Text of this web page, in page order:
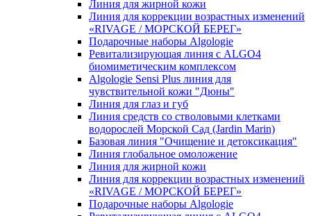
Линия для жирной кожи
Линия для коррекции возрастных изменений
«RIVAGE / МОРСКОЙ БЕРЕГ»
Подарочные наборы Algologie
Ревитализирующая линия с ALGO4
биомиметическим комплексом
Algologie Sensi Plus линия для
чувcтвительной кожи "Дюны"
Линия для глаз и губ
Линия средств со стволовыми клетками
водорослей Морской Сад (Jardin Marin)
Базовая линия "Очищение и детоксикация"
Линия глобальное омоложение
Линия для жирной кожи
Линия для коррекции возрастных изменений
«RIVAGE / МОРСКОЙ БЕРЕГ»
Подарочные наборы Algologie